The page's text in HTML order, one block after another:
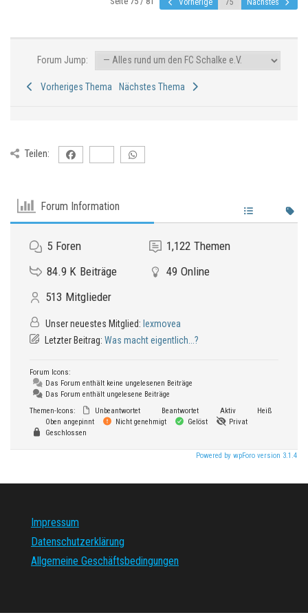
Vorherige Nächstes
Forum Jump:
Vorheriges Thema Nächstes Thema
Teilen:
Forum Information
5 Foren 1,122 Themen
84.9 K Beiträge 49 Online
513 Mitglieder
Unser neuestes Mitglied: lexmovea
Letzter Beitrag: Was macht eigentlich...?
Forum Icons:
Das Forum enthält keine ungelesenen Beiträge
Das Forum enthält ungelesene Beiträge
Themen-Icons:
Unbeantwortet Beantwortet Aktiv
Heiß
Oben angepinnt
Nicht genehmigt Gelöst
Privat
Geschlossen
Powered by wpForo version 3.1.4
Impressum
Datenschutzerklärung
Allgemeine Geschäftsbedingungen